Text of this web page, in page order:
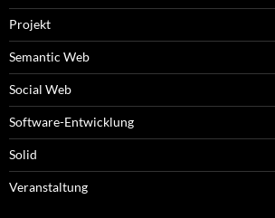
Projekt
Semantic Web
Social Web
Software-Entwicklung
Solid
Veranstaltung